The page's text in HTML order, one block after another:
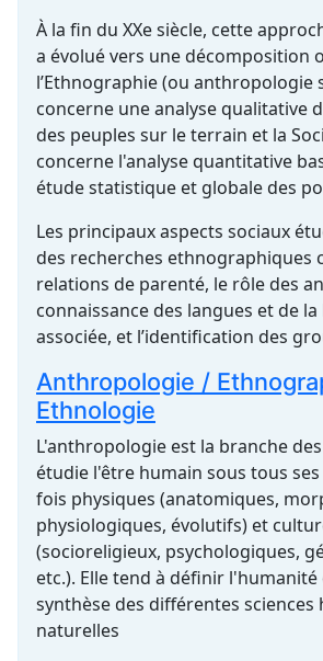
À la fin du XXe siècle, cette
a évolué vers une décomposition
l’Ethnographie (ou anthropologie
concerne une analyse qualitative
des peuples sur le terrain et la
concerne l'analyse quantitative
étude statistique et globale des
Les principaux aspects sociaux
des recherches ethnographiques
relations de parenté, le rôle des
connaissance des langues et de
associée, et l’identification des
Anthropologie /
Ethnologie
L'anthropologie est la branche
étudie l'être humain sous tous ses
fois physiques (anatomiques,
physiologiques, évolutifs) et
(socioreligieux, psychologiques,
etc.). Elle tend à définir
synthèse des différentes sciences
naturelles